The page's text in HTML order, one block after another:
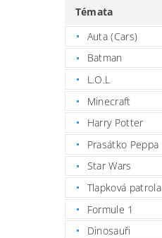
Témata
Auta (Cars)
Batman
L.O.L
Minecraft
Harry Potter
Prasátko Peppa
Star Wars
Tlapková patrola
Formule 1
Dinosauři